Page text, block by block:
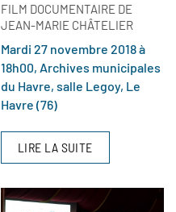
FILM DOCUMENTAIRE DE
JEAN-MARIE CHÂTELIER
Mardi 27 novembre 2018 à
18h00, Archives municipales
du Havre, salle Legoy, Le
Havre (76)
LIRE LA SUITE